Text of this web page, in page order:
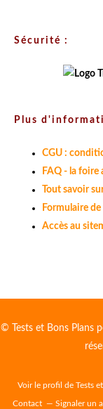
Sécurité :
Plus
CGU :
FAQ - la foire
Tout savoir
Formulaire
Accès au
© Tests et Bons Plans
Voir le profil de Tests
Contact Signaler un